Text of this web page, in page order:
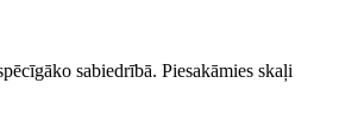
sabiedrībā. Piesakāmies skaļi